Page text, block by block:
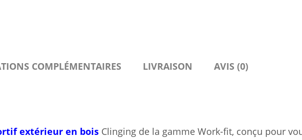
Lamellé
COMPLÉMENTAIRES LIVRAISON AVIS (0)
extérieur en bois Clinging de la gamme Work-fit, conçu pour